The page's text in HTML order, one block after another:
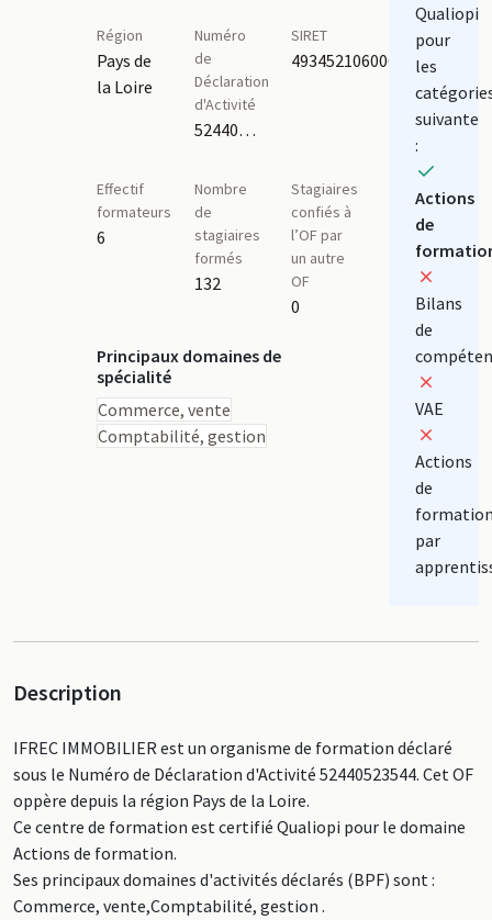
Région
Pays de
la Loire
Numéro
de
Déclaration
d'Activité
52440523544
SIRET
49345210600021
Effectif
formateurs
6
Nombre
de
stagiaires
formés
132
Stagiaires
confiés à
l’OF par
un autre
OF
0
Principaux domaines de
spécialité
Commerce, vente
Comptabilité, gestion
Qualiopi
pour
les
suivante
:
Actions
de
Bilans
de
VAE
Actions
de
par
Description
IFREC IMMOBILIER est un organisme de formation déclaré
sous le Numéro de Déclaration d'Activité 52440523544. Cet OF
oppère depuis la région Pays de la Loire.
Ce centre de formation est certifié Qualiopi pour le domaine
Actions de formation.
Ses principaux domaines d'activités déclarés (BPF) sont :
Commerce, vente,Comptabilité, gestion .